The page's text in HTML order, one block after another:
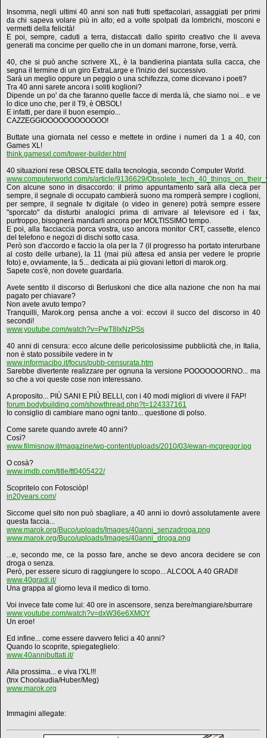
Insomma, negli ultimi 40 anni son nati frutti spettacolari, assaggiati per primi
da chi sapeva volare più in alto; ed a volte spolpati da lombrichi, mosconi e
vermetti della felicità!
E poi, sempre, caduti a terra, distaccati dallo spirito creativo che li aveva
generati ma concime per quello che in un domani marrone, forse, verrà.
40, che si può anche scrivere XL, è la bandierina piantata sulla cacca, che
segna il termine di un giro ExtraLarge e l'inizio del successivo.
Sarà un meglio oppure un peggio o una schifezza, come dicevano i poeti?
Tra 40 anni sarete ancora i soliti koglioni?
Dipende un po' da che faranno quelle facce di merda là, che siamo noi... e ve
lo dice uno che, per il T9, è OBSOL!
E infatti, per dare il buon esempio...
CAZZEGGIOOOOOOOOOOOO!
Buttate una giornata nel cesso e mettete in ordine i numeri da 1 a 40, con
Games XL!
think.gamesxl.com/tower-builder.html
40 situazioni rese OBSOLETE dalla tecnologia, secondo Computer World.
www.computerworld.com/s/article/9136629/
Con alcune sono in disaccordo: il primo appuntamento sarà alla cieca per
sempre, il segnale di occupato cambierà suono ma romperà sempre i coglioni,
per sempre, il segnale tv digitale (o video in genere) potrà sempre essere
"sporcato" da disturbi analogici prima di arrivare al televisore ed i fax,
purtroppo, bisognerà mandarli ancora per MOLTISSIMO tempo.
E poi, alla facciaccia porca vostra, uso ancora monitor CRT, cassette, elenco
del telefono e negozi di dischi sotto casa.
Però son d'accordo e faccio la ola per la 7 (il progresso ha portato interurbane
al costo delle urbane), la 11 (mai più attesa ed ansia per vedere le proprie
foto) e, ovviamente, la 5... dedicata ai più giovani lettori di marok.org.
Sapete cos'è, non dovete guardarla.
Avete sentito il discorso di Berluskoni che dice alla nazione che non ha mai
pagato per chiavare?
Non avete avuto tempo?
Tranquilli, Marok.org pensa anche a voi: eccovi il succo del discorso in 40
secondi!
www.youtube.com/watch?v=PwT8IxNzPSs
40 anni di censura: ecco alcune delle pericolosissime pubblicità che, in Italia,
non è stato possibile vedere in tv
www.informacibo.it/focus/pubb-censurata.htm
Sarebbe divertente realizzare per ognuna la versione POOOOOOORNO... ma
so che a voi queste cose non interessano.
A proposito... PIÙ SANI E PIÙ BELLI, con i 40 modi migliori di vivere il FAP!
forum.bodybuilding.com/showthread.php?t=124337161
Io consiglio di cambiare mano ogni tanto... questione di polso.
Come sarete quando avrete 40 anni?
Così?
www.filmisnow.it/magazine/wp-content/uploads/2010/03/ewan-mcgregor.jpg
O cosà?
www.imdb.com/title/tt0405422/
Scopritelo con Fotosciòp!
in20years.com/
Siccome quel sito non può sbagliare, a 40 anni io dovrò assolutamente avere
questa faccia...
www.marok.org/Buco/uploads/Images/40anni_senzadroga.png
www.marok.org/Buco/uploads/Images/40anni_droga.png
...e, secondo me, ce la posso fare, anche se devo ancora decidere se con
droga o senza.
Però, per essere sicuro di raggiungere lo scopo... ALCOOL A 40 GRADI!
www.40gradi.it/
Una grappa al giorno leva il medico di torno.
Voi invece fate come lui: 40 ore in ascensore, senza bere/mangiare/sburrare
www.youtube.com/watch?v=dxW36e6XMOY
Un eroe!
Ed infine... come essere davvero felici a 40 anni?
Quando lo scoprite, spiegateglielo:
www.40annibuttati.it/
Alla prossima... e viva l'XL!!!
(tnx Choolaudia/Huber/Meg)
www.marok.org
Immagini allegate: